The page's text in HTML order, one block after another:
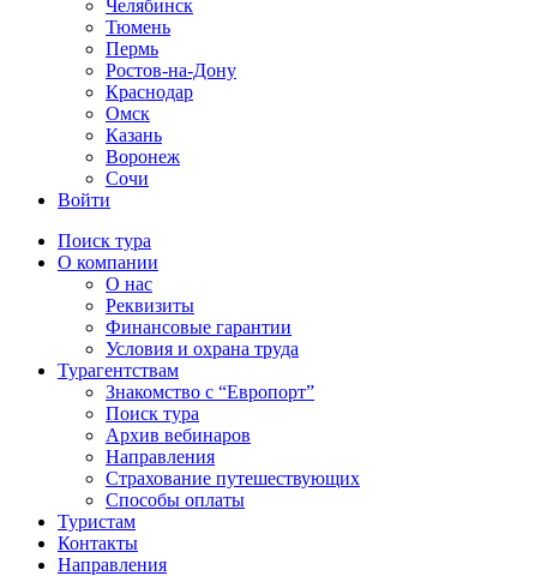
Челябинск
Тюмень
Пермь
Ростов-на-Дону
Краснодар
Омск
Казань
Воронеж
Сочи
Войти
Поиск тура
О компании
О нас
Реквизиты
Финансовые гарантии
Условия и охрана труда
Турагентствам
Знакомство с “Европорт”
Поиск тура
Архив вебинаров
Направления
Страхование путешествующих
Способы оплаты
Туристам
Контакты
Направления